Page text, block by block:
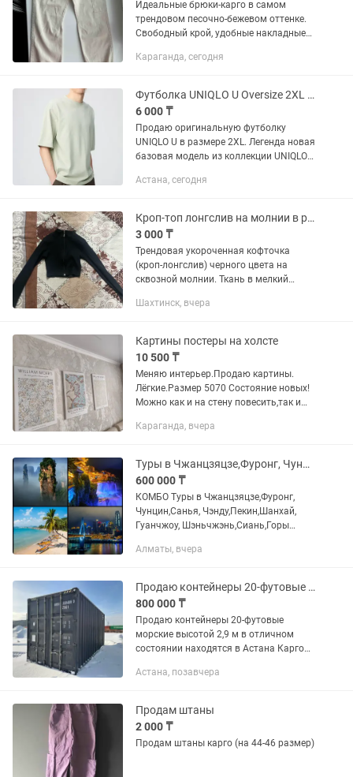
Идеальные брюки-карго в самом
трендовом песочно-бежевом оттенке.
Свободный крой, удобные накладные
снизу. Отлично сочетаются с любыми
Караганда, сегодня
Футболка UNIQLO U Oversize 2XL Оригинал Новая
6 000 ₸
Продаю оригинальную футболку
UNIQLO U в размере 2XL. Легенда новая
базовая модель из коллекции UNIQLO
премиальный хлопок, идеальную
Астана, сегодня
Кроп-топ лонгслив на молнии в рубчик
3 000 ₸
Трендовая укороченная кофточка
(кроп-лонгслив) черного цвета на
сквозной молнии. Ткань в мелкий
10 000 тенге, в носке была всего пару
Шахтинск, вчера
Картины постеры на холсте
10 500 ₸
Меняю интерьер.Продаю картины.
Лёгкие.Размер 5070 Состояние новых!
Можно как и на стену повесить,так и
комод) Очень нежный, нейтральный
Караганда, вчера
Туры в Чжанцзяцзе,Фуронг, Чунцин,Санья, Чэнду,Пекин,Шанхай, Гуанчжоу
600 000 ₸
КОМБО Туры в Чжанцзяцзе,Фуронг,
Чунцин,Санья, Чэнду,Пекин,Шанхай,
Гуанчжоу, Шэньчжэнь,Сиань,Горы
Терракотовая армия. 9️⃣дневный тур в
Алматы, вчера
Продаю контейнеры 20-футовые морские высотой 2,9 м в отличном состоянии.
800 000 ₸
Продаю контейнеры 20-футовые
морские высотой 2,9 м в отличном
состоянии находятся в Астана Карго
строение 7А. Возможна доставка до
жд...
Астана, позавчера
Продам штаны
2 000 ₸
Продам штаны карго (на 44-46 размер)